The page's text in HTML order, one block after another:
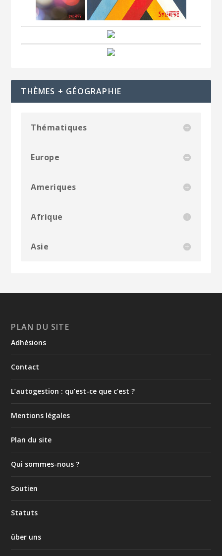
THÈMES + GÉOGRAPHIE
Thématiques
Europe
Ameriques
Afrique
Asie
PLAN DU SITE
Adhésions
Contact
L’autogestion : qu’est-ce que c’est ?
Mentions légales
Plan du site
Qui sommes-nous ?
Soutien
Statuts
über uns